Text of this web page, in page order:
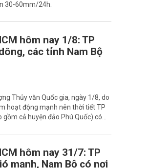
30-60mm/24h.
hôm nay 1/8: TP
các tỉnh Nam Bộ
Thủy văn Quốc gia, ngày 1/8, do
hoạt động mạnh nên thời tiết TP
cả huyện đảo Phú Quốc) có...
hôm nay 31/7: TP
mạnh, Nam Bộ có nơi